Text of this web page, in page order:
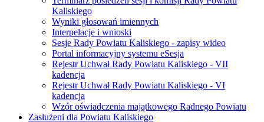
Kaliskiego
Wyniki głosowań imiennych
Interpelacje i wnioski
Sesje Rady Powiatu Kaliskiego - zapisy wideo
Portal informacyjny systemu eSesja
Rejestr Uchwał Rady Powiatu Kaliskiego - VII
kadencja
Rejestr Uchwał Rady Powiatu Kaliskiego - VI
kadencja
Wzór oświadczenia majątkowego Radnego Powiatu
Zasłużeni dla Powiatu Kaliskiego